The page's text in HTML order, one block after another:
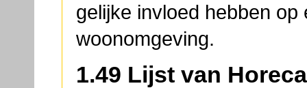
gelijke invloed hebben
woonomgeving.
1.49 Lijst van